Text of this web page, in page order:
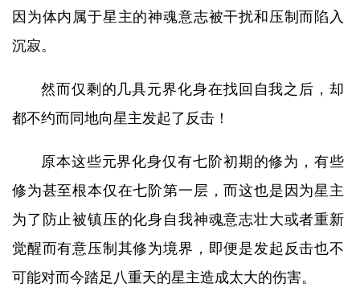
因为体内属于星主的神魂意志被干扰和压制而陷入
沉寂。
然而仅剩的几具元界化身在找回自我之后，却
都不约而同地向星主发起了反击！
原本这些元界化身仅有七阶初期的修为，有些
修为甚至根本仅在七阶第一层，而这也是因为星主
为了防止被镇压的化身自我神魂意志壮大或者重新
觉醒而有意压制其修为境界，即便是发起反击也不
可能对而今踏足八重天的星主造成太大的伤害。